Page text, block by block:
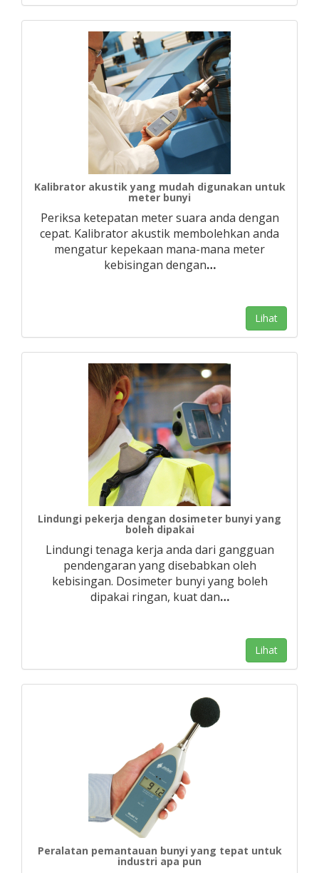
Kalibrator akustik yang mudah digunakan untuk
meter bunyi
Periksa ketepatan meter suara anda dengan
cepat. Kalibrator akustik membolehkan anda
mengatur kepekaan mana-mana meter
kebisingan dengan…
Lihat
Lindungi pekerja dengan dosimeter bunyi yang
boleh dipakai
Lindungi tenaga kerja anda dari gangguan
pendengaran yang disebabkan oleh
kebisingan. Dosimeter bunyi yang boleh
dipakai ringan, kuat dan…
Lihat
Peralatan pemantauan bunyi yang tepat untuk
industri apa pun